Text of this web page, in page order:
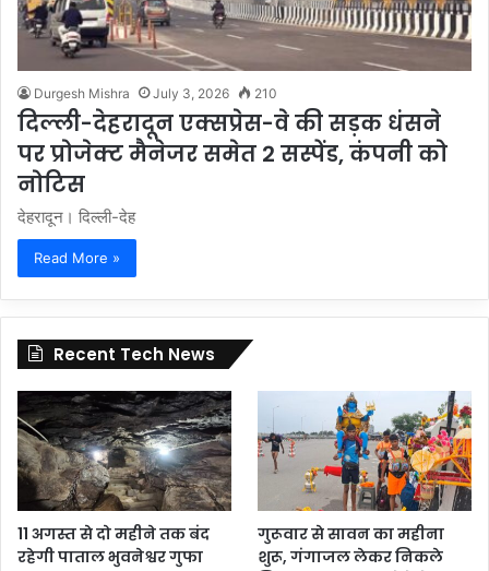
Durgesh Mishra July 3, 2026 210
दिल्ली-देहरादून एक्सप्रेस-वे की सड़क धंसने
पर प्रोजेक्ट मैनेजर समेत 2 सस्पेंड, कंपनी को
नोटिस
देहरादून। दिल्ली-देह
Read More »
Recent Tech News
11 अगस्त से दो महीने तक बंद
रहेगी पाताल भुवनेश्वर गुफा
गुरूवार से सावन का महीना
शुरू, गंगाजल लेकर निकले